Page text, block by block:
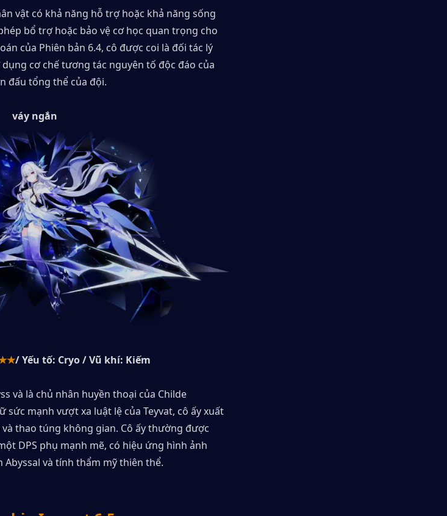
vật có khả năng hỗ trợ hoặc khả năng sống
bổ trợ hoặc bảo vệ cơ học quan trọng cho
của Phiên bản 6.4, cô được coi là đối tác lý
cơ chế tương tác nguyên tố độc đáo của
đấu tổng thể của đội.
váy ngắn
/ Yếu tố: Cryo / Vũ khí: Kiếm
và là chủ nhân huyền thoại của Childe
sức mạnh vượt xa luật lệ của Teyvat, cô ấy xuất
thao túng không gian. Cô ấy thường được
DPS phụ mạnh mẽ, có hiệu ứng hình ảnh
và tính thẩm mỹ thiên thể.